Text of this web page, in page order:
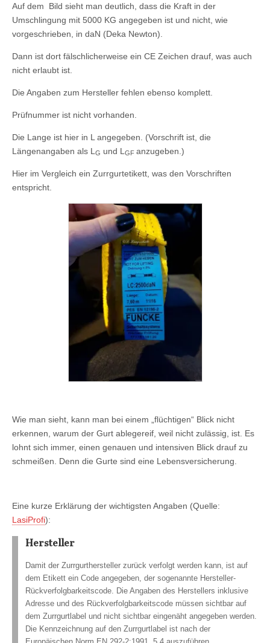
Auf dem Bild sieht man deutlich, dass die Kraft in der
Umschlingung mit 5000 KG angegeben ist und nicht, wie
vorgeschrieben, in daN (Deka Newton).
Dann ist dort fälschlicherweise ein CE Zeichen drauf, was auch
nicht erlaubt ist.
Die Angaben zum Hersteller fehlen ebenso komplett.
Prüfnummer ist nicht vorhanden.
Die Lange ist hier in L angegeben. (Vorschrift ist, die
Längenangaben als L G und L GF anzugeben.)
Hier im Vergleich ein Zurrgurtetikett, was den Vorschriften
entspricht.
Wie man sieht, kann man bei einem „flüchtigen“ Blick nicht
erkennen, warum der Gurt ablegereif, weil nicht zulässig, ist. Es
lohnt sich immer, einen genauen und intensiven Blick drauf zu
schmeißen. Denn die Gurte sind eine Lebensversicherung.
Eine kurze Erklärung der wichtigsten Angaben (Quelle:
LasiProfi):
Hersteller
Damit der Zurrgurthersteller zurück verfolgt werden kann, ist auf
dem Etikett ein Code angegeben, der sogenannte Hersteller-
Rückverfolgbarkeitscode. Die Angaben des Herstellers inklusive
Adresse und des Rückverfolgbarkeitscode müssen sichtbar auf
dem Zurrgurtlabel und nicht sichtbar eingenäht angegeben werden.
Die Kennzeichnung auf den Zurrgurtlabel ist nach der